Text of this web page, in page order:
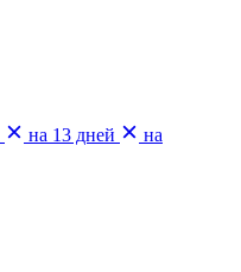
на 13 дней
на